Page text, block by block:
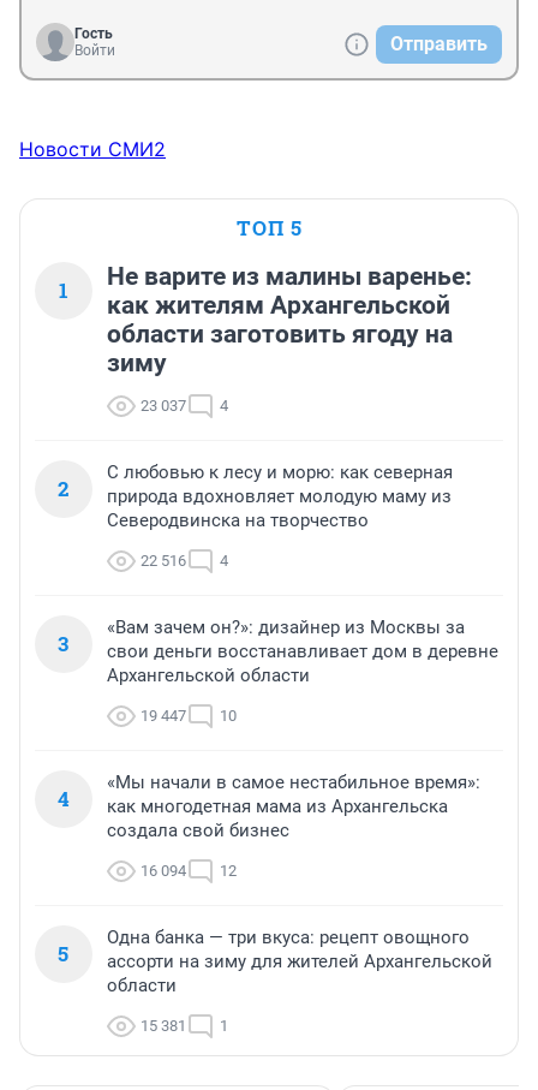
Гость
Войти
Отправить
Новости СМИ2
ТОП 5
1
Не варите из малины варенье:
как жителям Архангельской
области заготовить ягоду на
зиму
23 037 4
2
С любовью к лесу и морю: как северная
природа вдохновляет молодую маму из
Северодвинска на творчество
22 516 4
3
«Вам зачем он?»: дизайнер из Москвы за
свои деньги восстанавливает дом в деревне
Архангельской области
19 447 10
4
«Мы начали в самое нестабильное время»:
как многодетная мама из Архангельска
создала свой бизнес
16 094 12
5
Одна банка — три вкуса: рецепт овощного
ассорти на зиму для жителей Архангельской
области
15 381 1